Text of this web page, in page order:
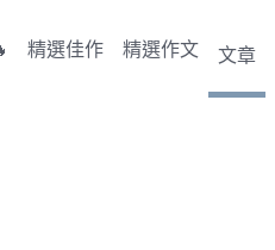
精選佳作 精選作文 文章